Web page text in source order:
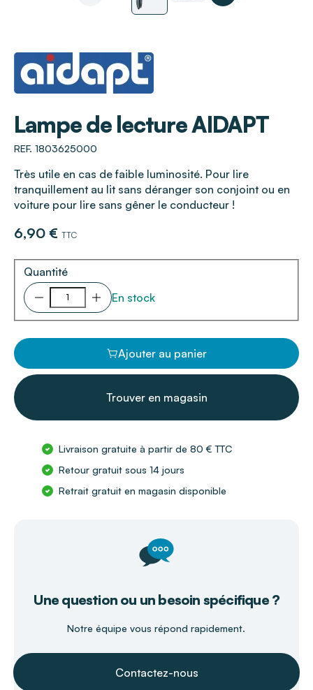
Lampe de lecture AIDAPT
REF. 1803625000
Très utile en cas de faible luminosité. Pour lire
tranquillement au lit sans déranger son conjoint ou en
voiture pour lire sans gêner le conducteur !
6,90 € TTC
Quantité
En stock
Ajouter au panier
Trouver en magasin
Livraison gratuite à partir de 80 € TTC
Retour gratuit sous 14 jours
Retrait gratuit en magasin disponible
Une question ou un besoin spécifique ?
Notre équipe vous répond rapidement.
Contactez-nous